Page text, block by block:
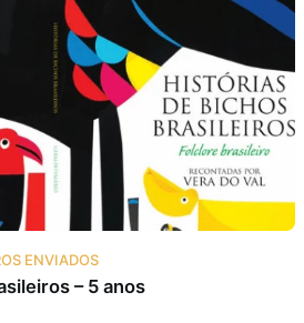
ENVIADOS
– 5 anos